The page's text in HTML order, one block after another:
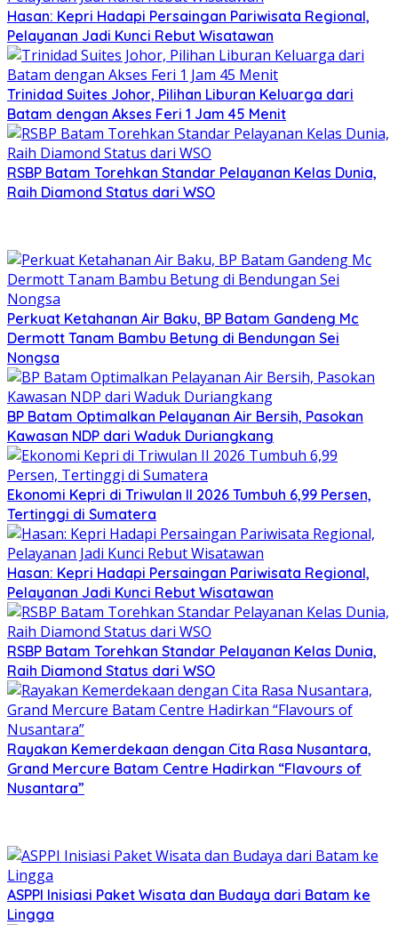
Hasan: Kepri Hadapi Persaingan Pariwisata Regional,
Pelayanan Jadi Kunci Rebut Wisatawan
Trinidad Suites Johor, Pilihan Liburan Keluarga dari
Batam dengan Akses Feri 1 Jam 45 Menit
RSBP Batam Torehkan Standar Pelayanan Kelas Dunia,
Raih Diamond Status dari WSO
Perkuat Ketahanan Air Baku, BP Batam Gandeng Mc
Dermott Tanam Bambu Betung di Bendungan Sei
Nongsa
BP Batam Optimalkan Pelayanan Air Bersih, Pasokan
Kawasan NDP dari Waduk Duriangkang
Ekonomi Kepri di Triwulan II 2026 Tumbuh 6,99 Persen,
Tertinggi di Sumatera
Hasan: Kepri Hadapi Persaingan Pariwisata Regional,
Pelayanan Jadi Kunci Rebut Wisatawan
RSBP Batam Torehkan Standar Pelayanan Kelas Dunia,
Raih Diamond Status dari WSO
Rayakan Kemerdekaan dengan Cita Rasa Nusantara,
Grand Mercure Batam Centre Hadirkan “Flavours of
Nusantara”
ASPPI Inisiasi Paket Wisata dan Budaya dari Batam ke
Lingga